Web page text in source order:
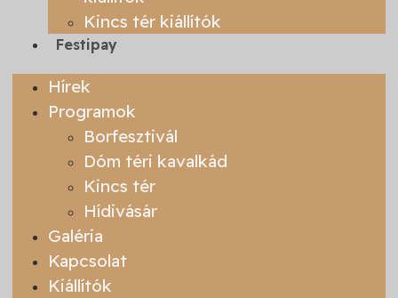
Kincs tér kiállítók
Festipay
Hírek
Programok
Borfesztivál
Dóm téri kavalkád
Kincs tér
Hídivásár
Galéria
Kapcsolat
Kiállítók